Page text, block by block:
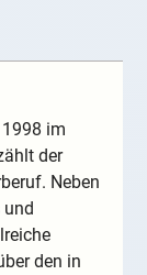
im
der
Neben
und
den in